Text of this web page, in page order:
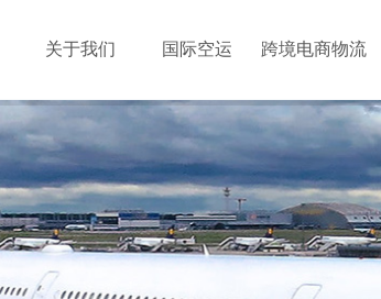
关于我们 国际空运 跨境电商物流